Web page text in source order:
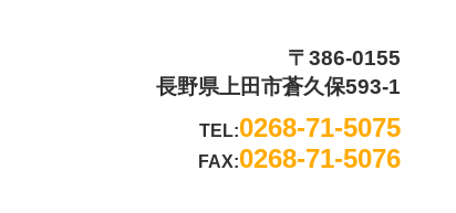
〒386-0155
長野県上田市蒼久保593-1
TEL:0268-71-5075
FAX:0268-71-5076